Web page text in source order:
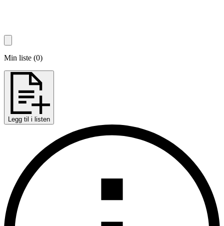
Min liste (0)
Legg til i listen